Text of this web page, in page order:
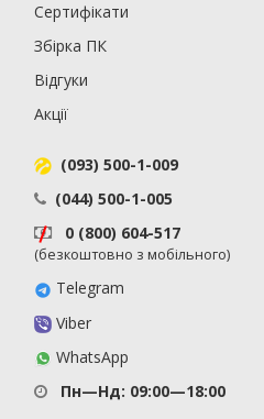
Сертифікати
Збірка ПК
Відгуки
Акції
(093) 500-1-009
(044) 500-1-005
0 (800) 604-517
(безкоштовно з мобільного)
Telegram
Viber
WhatsApp
Пн—Нд: 09:00—18:00